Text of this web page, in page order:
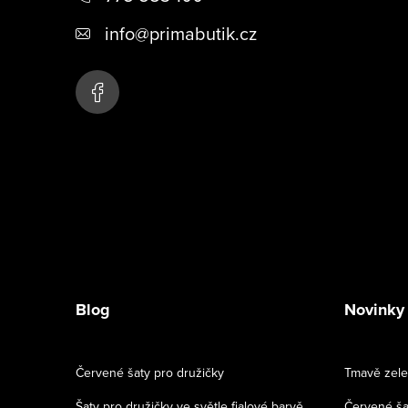
info@primabutik.cz
Blog
Červené šaty pro družičky
Novinky
Tmavě